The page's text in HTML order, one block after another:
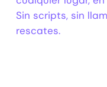
Sin scripts, sin
rescates.